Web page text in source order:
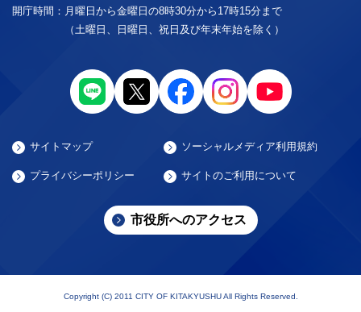
開庁時間： 月曜日から金曜日の8時30分から17時15分まで
（土曜日、日曜日、祝日及び年末年始を除く）
サイトマップ ソーシャルメディア利用規約
プライバシーポリシー サイトのご利用について
市役所へのアクセス
Copyright (C) 2011 CITY OF KITAKYUSHU All Rights Reserved.